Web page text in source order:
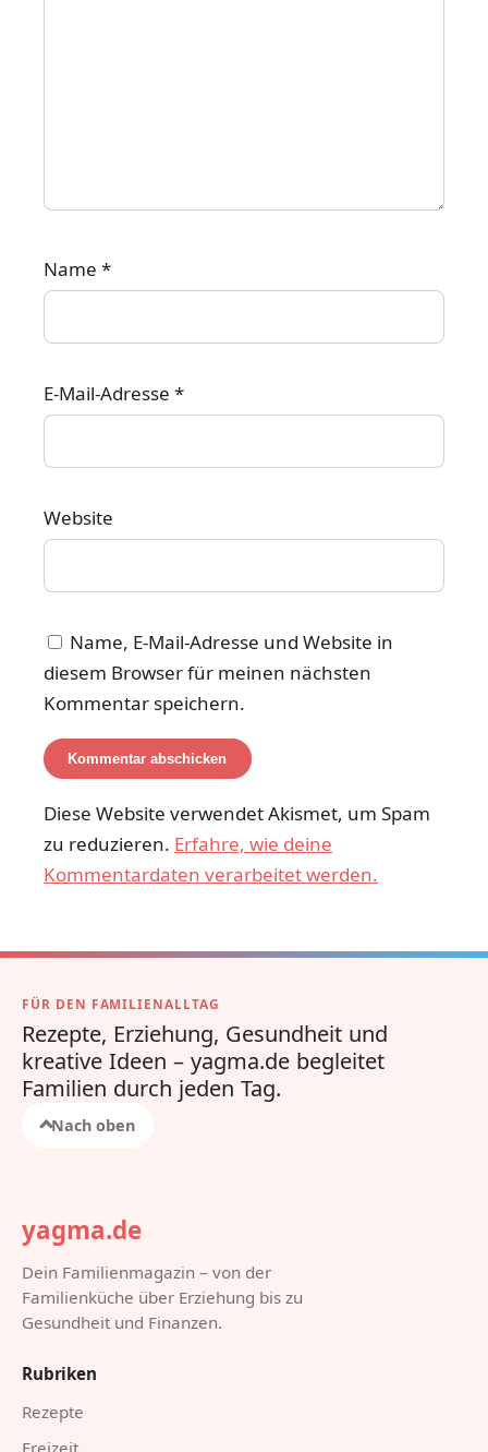
Name *
E-Mail-Adresse *
Website
Name, E-Mail-Adresse und Website in
diesem Browser für meinen nächsten
Kommentar speichern.
Diese Website verwendet Akismet, um Spam
zu reduzieren. Erfahre, wie deine
Kommentardaten verarbeitet werden.
FÜR DEN FAMILIENALLTAG
Rezepte, Erziehung, Gesundheit und
kreative Ideen – yagma.de begleitet
Familien durch jeden Tag.
Nach oben
yagma.de
Dein Familienmagazin – von der
Familienküche über Erziehung bis zu
Gesundheit und Finanzen.
Rubriken
Rezepte